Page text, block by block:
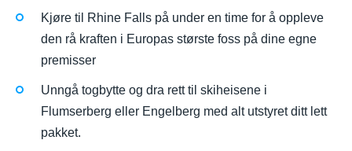
Kjøre til Rhine Falls på under en time for å oppleve
den rå kraften i Europas største foss på dine egne
premisser
Unngå togbytte og dra rett til skiheisene i
Flumserberg eller Engelberg med alt utstyret ditt lett
pakket.